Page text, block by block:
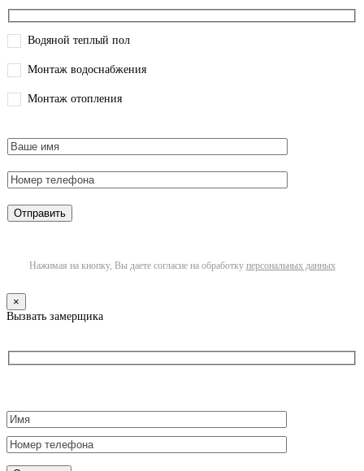
Водяной теплый пол
Монтаж водоснабжения
Монтаж отопления
Нажимая на кнопку, Вы даете согласие на обработку персональных данных
×
Вызвать замерщика